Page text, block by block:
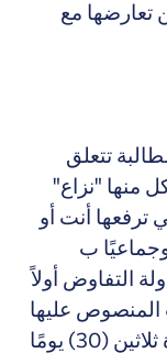
مع
تتعلق
"نزاع"
أنت أو
ب
أولاً
عليها
صراحةً أدناه) بشكل غير رسمي لمدة ثلاثين (30) يومًا